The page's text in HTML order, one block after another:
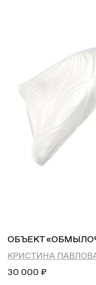
ОБЪЕКТ
КРИСТИНА
30 000 ₽